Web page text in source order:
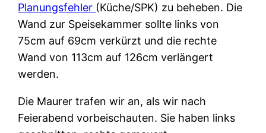
Planungsfehler (Küche/SPK) zu beheben. Die
Wand zur Speisekammer sollte links von
75cm auf 69cm verkürzt und die rechte
Wand von 113cm auf 126cm verlängert
werden.
Die Maurer trafen wir an, als wir nach
Feierabend vorbeischauten. Sie haben links